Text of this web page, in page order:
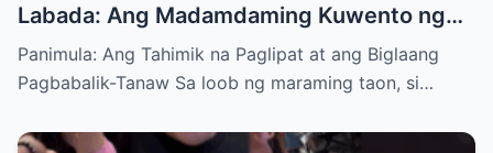
Labada: Ang Madamdaming Kuwento ng
“Hands-On Mommy” na si Kaye Abad at
ang Kanyang Simpleng Buhay sa Amerika
Panimula: Ang Tahimik na Paglipat at ang Biglaang
Pagbabalik-Tanaw Sa loob ng maraming taon, si…